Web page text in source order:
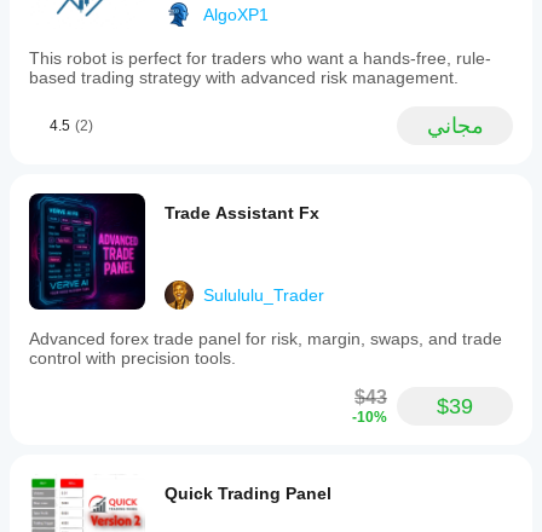
AlgoXP1
This robot is perfect for traders who want a hands-free, rule-
based trading strategy with advanced risk management.
4.5 (2) مجاني
Trade Assistant Fx
Sulululu_Trader
Advanced forex trade panel for risk, margin, swaps, and trade
control with precision tools.
$43
-10% $39
Quick Trading Panel